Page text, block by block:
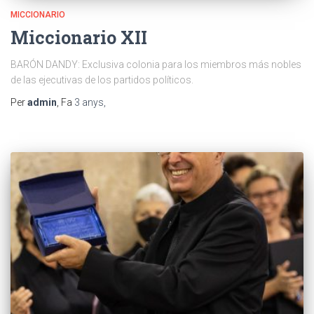
MICCIONARIO
Miccionario XII
BARÓN DANDY: Exclusiva colonia para los miembros más nobles
de las ejecutivas de los partidos políticos.
Peradmin , Fa 3 anys